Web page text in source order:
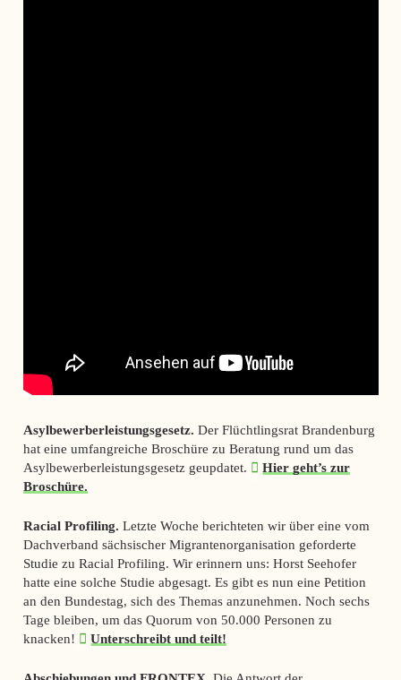
Asylbewerberleistungsgesetz. Der Flüchtlingsrat Brandenburg
hat eine umfangreiche Broschüre zu Beratung rund um das
Asylbewerberleistungsgesetz geupdatet.
Hier geht’s zur
Broschüre.
Racial Profiling. Letzte Woche berichteten wir über eine vom
Dachverband sächsischer Migrantenorganisation geforderte
Studie zu Racial Profiling. Wir erinnern uns: Horst Seehofer
hatte eine solche Studie abgesagt. Es gibt es nun eine Petition
an den Bundestag, sich des Themas anzunehmen. Noch sechs
Tage bleiben, um das Quorum von 50.000 Personen zu
knacken!
Unterschreibt und teilt!